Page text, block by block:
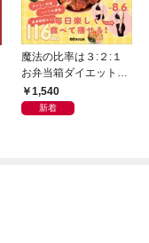
魔法の比率は３:２:１
お弁当箱ダイエット―
―毎日楽しく食べて痩
せる１１６レシピ
1,540
新着